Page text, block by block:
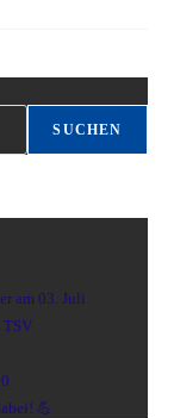
SUCHEN
am 03. Juli
TSV
💪